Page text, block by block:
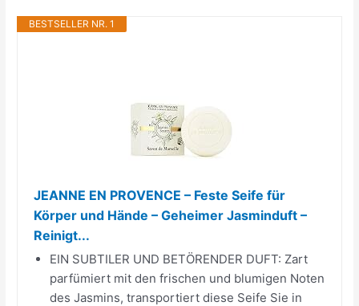
BESTSELLER NR. 1
JEANNE EN PROVENCE – Feste Seife für
Körper und Hände – Geheimer Jasminduft –
Reinigt...
EIN SUBTILER UND BETÖRENDER DUFT: Zart
parfümiert mit den frischen und blumigen Noten
des Jasmins, transportiert diese Seife Sie in